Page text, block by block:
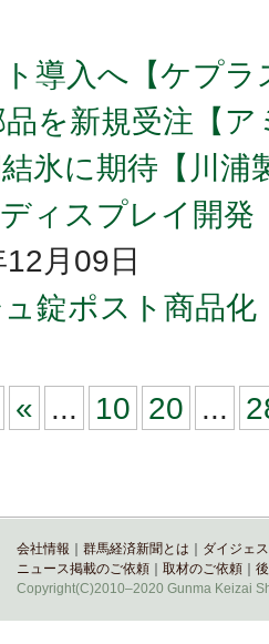
導入へ【ケプラ
を新規受注【ア
氷に期待【川浦
ィスプレイ開
月09日
錠ポスト商品
« ... 10 20 ...
会社情報 群馬経済新聞とは
ダイジェ
ニュース掲載のご依頼
取材のご依頼
Copyright(C)2010–2020 Gunma Keizai